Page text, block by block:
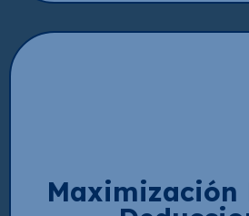
Maximización